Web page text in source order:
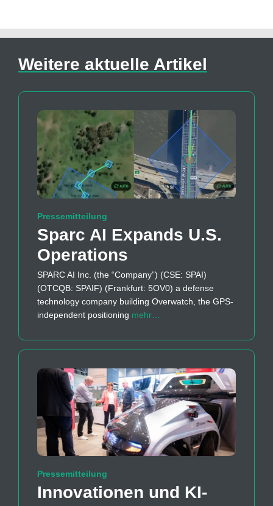
Weitere aktuelle Artikel
Pressemitteilung
Sparc AI Expands U.S.
Operations
SPARC AI Inc. (the “Company”) (CSE: SPAI)
(OTCQB: SPAIF) (Frankfurt: 5OV0) a defense
technology company building Overwatch, the GPS-
independent positioning mehr…
Pressemitteilung
Innovationen und KI-